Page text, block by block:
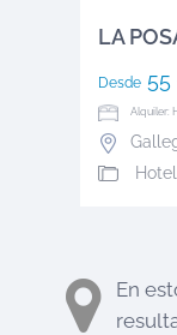
LA
Desde55
Alquiler:
En